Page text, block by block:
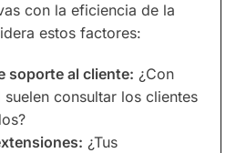
con la eficiencia de la
estos factores:
soporte al cliente: ¿Con
consultar los clientes
¿Tus